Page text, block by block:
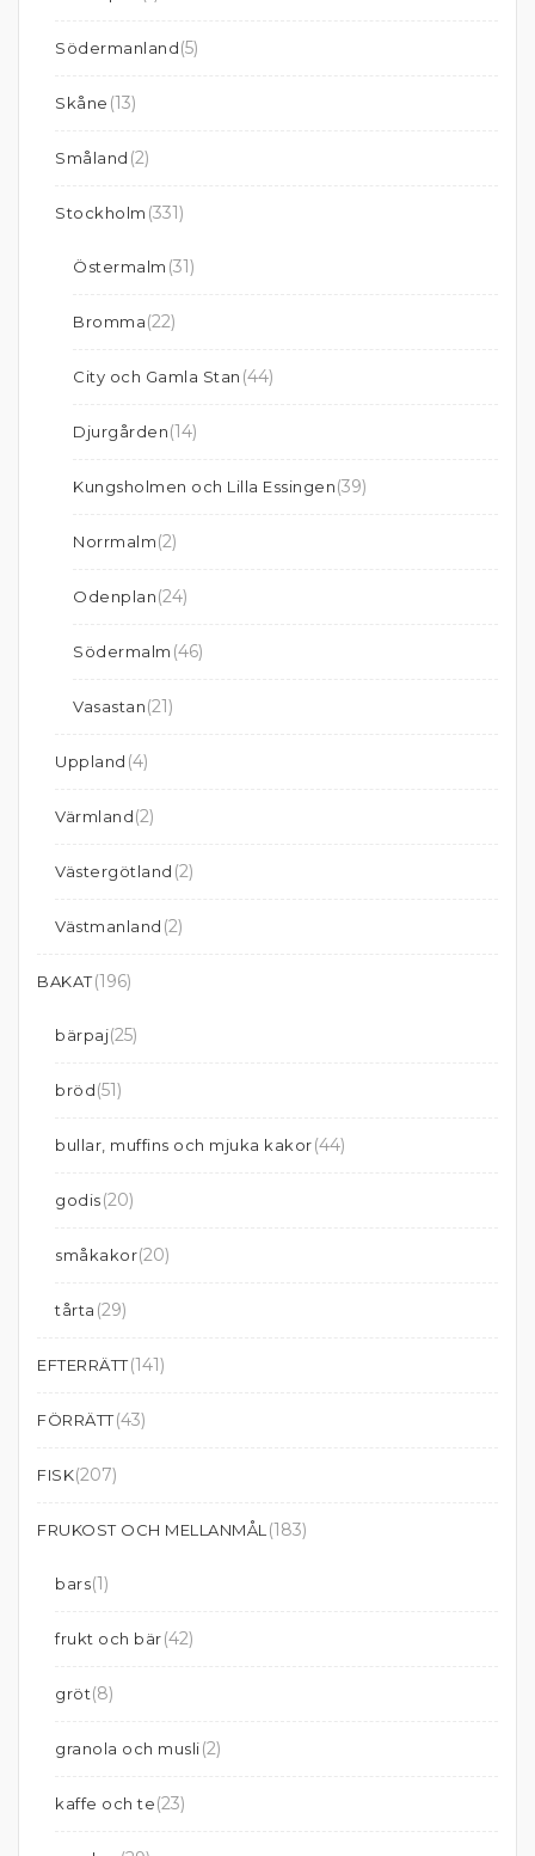
Södermanland(5)
Skåne (13)
Småland (2)
Stockholm (331)
Östermalm (31)
Bromma(22)
City och Gamla Stan (44)
Djurgården(14)
Kungsholmen och Lilla Essingen(39)
Norrmalm(2)
Odenplan(24)
Södermalm (46)
Vasastan(21)
Uppland (4)
Värmland(2)
Västergötland (2)
Västmanland (2)
BAKAT(196)
bärpaj(25)
bröd(51)
bullar, muffins och mjuka kakor(44)
godis(20)
småkakor(20)
tårta (29)
EFTERRÄTT(141)
FÖRRÄTT(43)
FISK(207)
FRUKOST OCH MELLANMÅL (183)
bars(1)
frukt och bär(42)
gröt(8)
granola och musli(2)
kaffe och te(23)